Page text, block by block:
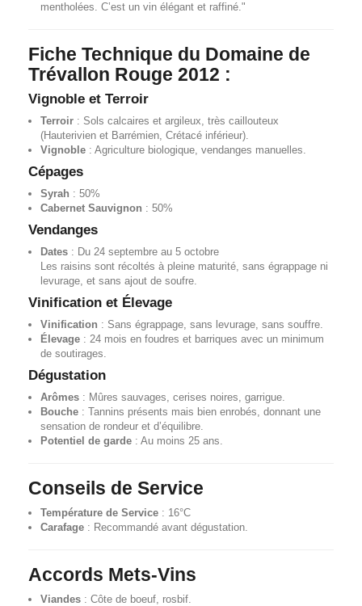
mentholées. C’est un vin élégant et raffiné."
Fiche Technique du Domaine de
Trévallon Rouge 2012 :
Vignoble et Terroir
Terroir : Sols calcaires et argileux, très caillouteux
(Hauterivien et Barrémien, Crétacé inférieur).
Vignoble : Agriculture biologique, vendanges manuelles.
Cépages
Syrah : 50%
Cabernet Sauvignon : 50%
Vendanges
Dates : Du 24 septembre au 5 octobre
Les raisins sont récoltés à pleine maturité, sans égrappage ni
levurage, et sans ajout de soufre.
Vinification et Élevage
Vinification : Sans égrappage, sans levurage, sans souffre.
Élevage : 24 mois en foudres et barriques avec un minimum
de soutirages.
Dégustation
Arômes : Mûres sauvages, cerises noires, garrigue.
Bouche : Tannins présents mais bien enrobés, donnant une
sensation de rondeur et d’équilibre.
Potentiel de garde : Au moins 25 ans.
Conseils de Service
Température de Service : 16°C
Carafage : Recommandé avant dégustation.
Accords Mets-Vins
Viandes : Côte de boeuf, rosbif.